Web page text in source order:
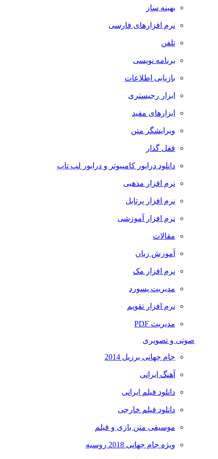
بهینه ساز
نرم افزارهای فارسی
تلفن
برنامه نویسی
بازیابی اطلاعات
ابزار رجیستری
ابزارهای مفید
ویرایشگر متن
قفل گذار
دانلود درایور کامپیوتر و درایور لپ تاپ
نرم افزار مذهبی
نرم افزار پرتابل
نرم افزار آموزشی
مقالات
آموزش زبان
نرم افزار مک
مدیریت پسورد
نرم افزار تقویم
مدیریت PDF
صوتی و تصویری
جام جهانی برزیل 2014
آهنگ ایرانی
دانلود فیلم ایرانی
دانلود فیلم خارجی
موسیقی متن بازی و فیلم
ویژه جام جهانی 2018 روسیه